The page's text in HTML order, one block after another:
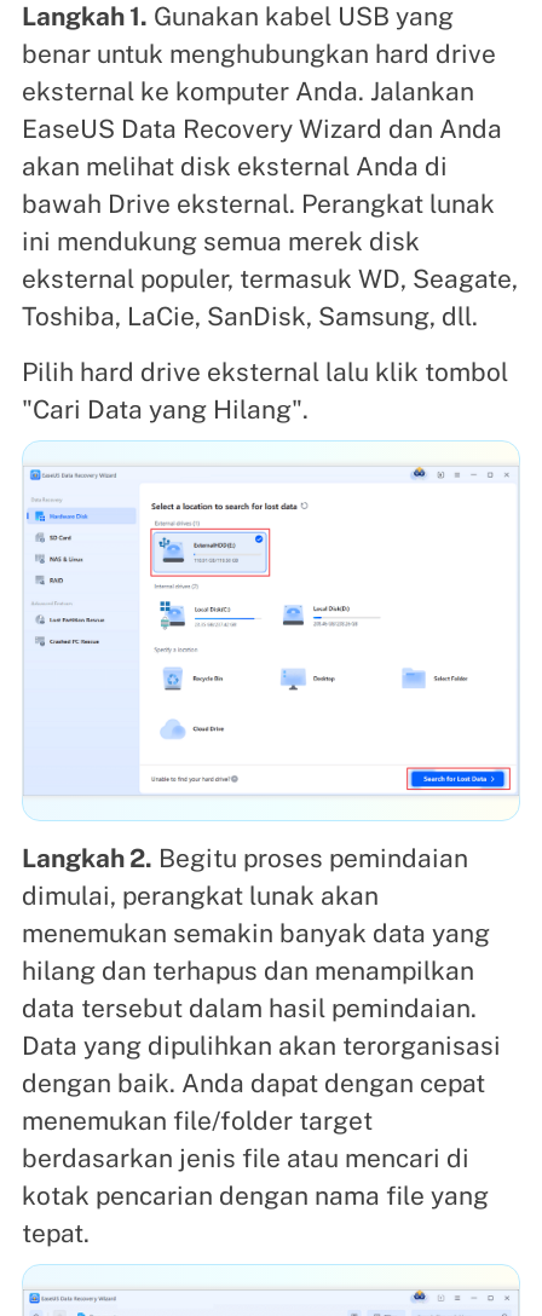
Langkah 1. Gunakan kabel USB yang
benar untuk menghubungkan hard drive
eksternal ke komputer Anda. Jalankan
EaseUS Data Recovery Wizard dan Anda
akan melihat disk eksternal Anda di
bawah Drive eksternal. Perangkat lunak
ini mendukung semua merek disk
eksternal populer, termasuk WD, Seagate,
Toshiba, LaCie, SanDisk, Samsung, dll.
Pilih hard drive eksternal lalu klik tombol
"Cari Data yang Hilang".
Langkah 2. Begitu proses pemindaian
dimulai, perangkat lunak akan
menemukan semakin banyak data yang
hilang dan terhapus dan menampilkan
data tersebut dalam hasil pemindaian.
Data yang dipulihkan akan terorganisasi
dengan baik. Anda dapat dengan cepat
menemukan file/folder target
berdasarkan jenis file atau mencari di
kotak pencarian dengan nama file yang
tepat.